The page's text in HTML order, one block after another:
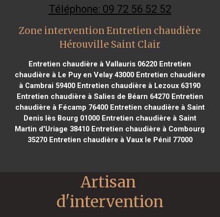
Téléphone: 09 72 56 52 52
Zone intervention Entretien chaudière
Hérouville Saint Clair
Entretien chaudière à Vallauris 06220 Entretien
chaudière à Le Puy en Velay 43000Entretien chaudière
à Cambrai 59400 Entretien chaudière à Lezoux 63190
Entretien chaudière à Salies de Béarn 64270Entretien
chaudière à Fécamp 76400Entretien chaudière à Saint
Denis lès Bourg 01000Entretien chaudière à Saint
Martin d'Uriage 38410 Entretien chaudière à Combourg
35270Entretien chaudière à Vaux le Pénil 77000
Artisan
d'intervention